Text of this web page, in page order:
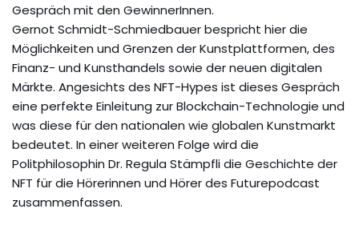
Gespräch mit den GewinnerInnen.
Gernot Schmidt-Schmiedbauer bespricht hier die
Möglichkeiten und Grenzen der Kunstplattformen, des
Finanz- und Kunsthandels sowie der neuen digitalen
Märkte. Angesichts des NFT-Hypes ist dieses Gespräch
eine perfekte Einleitung zur Blockchain-Technologie und
was diese für den nationalen wie globalen Kunstmarkt
bedeutet. In einer weiteren Folge wird die
Politphilosophin Dr. Regula Stämpfli die Geschichte der
NFT für die Hörerinnen und Hörer des Futurepodcast
zusammenfassen.